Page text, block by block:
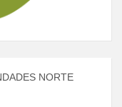
NORTE